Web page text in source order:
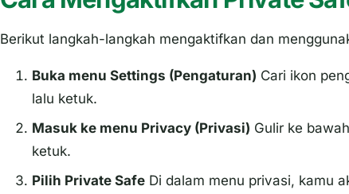
Berikut langkah-langkah mengaktifkan dan
Buka menu Settings (Pengaturan) Cari ikon
lalu ketuk.
Masuk ke menu Privacy (Privasi) Gulir ke
ketuk.
Pilih Private Safe Di dalam menu privasi, kamu